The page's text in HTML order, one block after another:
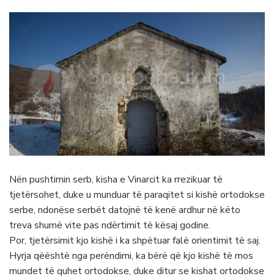
Nën pushtimin serb, kisha e Vinarcit ka rrezikuar të
tjetërsohet, duke u munduar të paraqitet si kishë ortodokse
serbe, ndonëse serbët datojnë të kenë ardhur në këto
treva shumë vite pas ndërtimit të kësaj godine.
Por, tjetërsimit kjo kishë i ka shpëtuar falë orientimit të saj.
Hyrja qëështë nga perëndimi, ka bërë që kjo kishë të mos
mundet të quhet ortodokse, duke ditur se kishat ortodokse